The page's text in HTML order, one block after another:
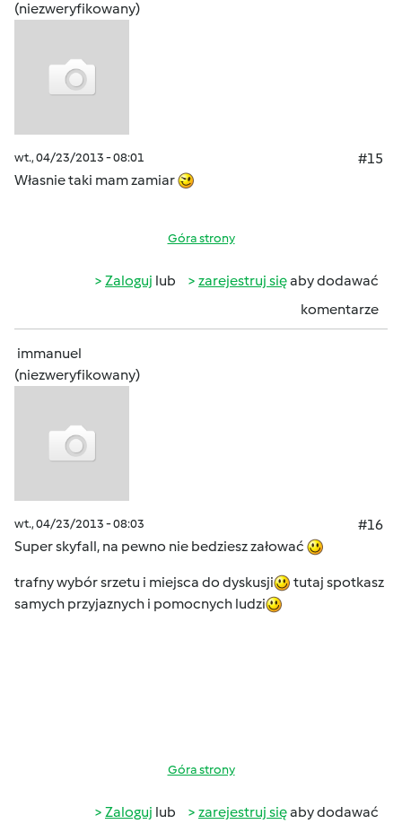
(niezweryfikowany)
wt., 04/23/2013 - 08:01
#15
Własnie taki mam zamiar
Góra strony
Zaloguj lub zarejestruj sięaby dodawać
komentarze
immanuel
(niezweryfikowany)
wt., 04/23/2013 - 08:03
#16
Super skyfall, na pewno nie bedziesz załować
trafny wybór srzetu i miejsca do dyskusji
tutaj spotkasz
samych przyjaznych i pomocnych ludzi
Góra strony
Zaloguj lub zarejestruj sięaby dodawać